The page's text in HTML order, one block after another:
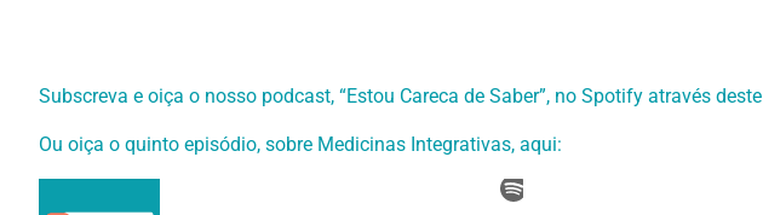
Subscreva e oiça o nosso podcast, “Estou Careca de Saber”, no Spotify através deste
Ou oiça o quinto episódio, sobre Medicinas Integrativas, aqui: